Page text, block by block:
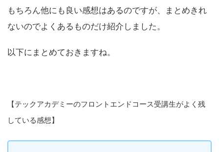
もちろん他にも良い感想はあるのですが、まとめきれ
ないのでよくあるものだけ紹介しました。
以下にまとめておきますね。
【テックアカデミーのフロントエンドコース受講生がよく残
している感想】